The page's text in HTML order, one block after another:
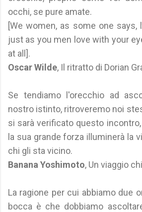
occhi, se pure amate.
[We women, as some one says,
just as you men love with your
at all].
Oscar Wilde, Il ritratto di Dorian
Se tendiamo l'orecchio ad
nostro istinto, ritroveremo noi
si sarà verificato questo
la sua grande forza illuminerà la
chi gli sta vicino.
Banana Yoshimoto, Un viaggio
La ragione per cui abbiamo due
bocca è che dobbiamo